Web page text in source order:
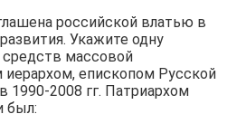
российской влатью в
Укажите одну
массовой
епископом Русской
1990-2008 гг. Патриархом
был: